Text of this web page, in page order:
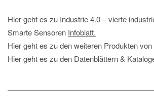
Hier geht es zu Industrie 4.0 – vierte
Smarte Sensoren Infoblatt.
Hier geht es zu den weiteren Produkten von
Hier geht es zu den Datenblättern &